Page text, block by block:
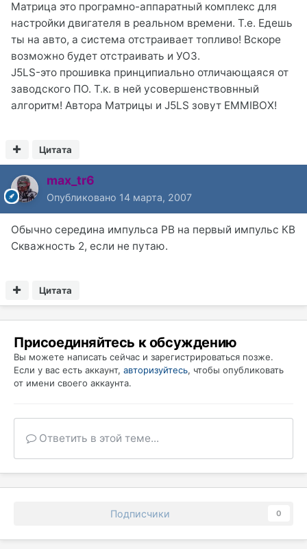
Матрица это програмно-аппаратный комплекс для
настройки двигателя в реальном времени. Т.е. Едешь
ты на авто, а система отстраивает топливо! Вскоре
возможно будет отстраивать и УОЗ.
J5LS-это прошивка принципиально отличающаяся от
заводского ПО. Т.к. в ней усовершенствовнный
алгоритм! Автора Матрицы и J5LS зовут EMMIBOX!
Цитата
max_tr6
Опубликовано 14 марта, 2007
Обычно середина импульса РВ на первый импульс КВ
Скважность 2, если не путаю.
Цитата
Присоединяйтесь к обсуждению
Вы можете написать сейчас и зарегистрироваться позже.
Если у вас есть аккаунт, авторизуйтесь, чтобы опубликовать
от имени своего аккаунта.
Ответить в этой теме...
Подписчики 0